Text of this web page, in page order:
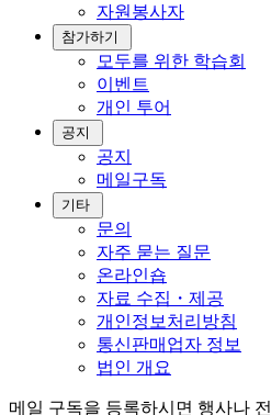
자원봉사자
참가하기
모두를 위한 학습회
이벤트
개인 투어
공지
공지
메일구독
기타
문의
자주 묻는 질문
온라인숍
자료 수집・제공
개인정보처리방침
통신판매업자 정보
법인 개요
메일 구독을 등록하시면 행사나